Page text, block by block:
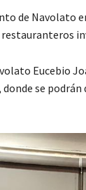
de
Eucebio
donde se